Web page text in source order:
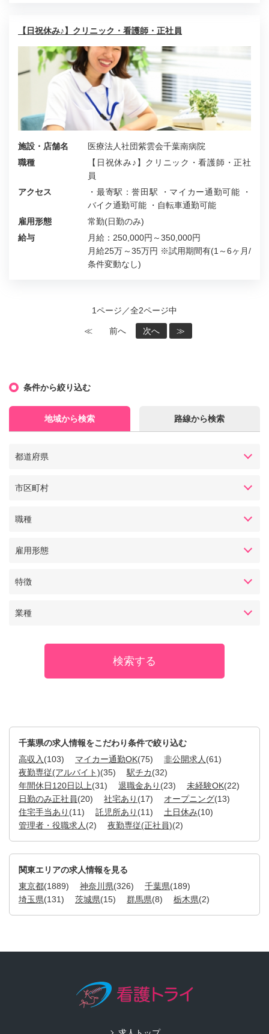
【日祝休み♪】クリニック・看護師・正社員
施設・店舗名
医療法人社団紫雲会千葉南病院
職種
【日祝休み♪】クリニック・看護師・正社
員
アクセス
・最寄駅：誉田駅 ・マイカー通勤可能 ・
バイク通勤可能 ・自転車通勤可能
雇用形態
常勤(日勤のみ)
給与
月給：250,000円～350,000円
月給25万～35万円 ※試用期間有(1～6ヶ月/
条件変動なし)
1ページ／全2ページ中
≪ 前へ 次へ ≫
条件から絞り込む
地域から検索 路線から検索
都道府県
市区町村
職種
雇用形態
特徴
業種
千葉県の求人情報をこだわり条件で絞り込む
高収入 (103) マイカー通勤OK(75) 非公開求人 (61)
夜勤専従(アルバイト)(35) 駅チカ(32)
年間休日120日以上(31) 退職金あり (23) 未経験OK(22)
日勤のみ正社員(20) 社宅あり (17) オープニング(13)
住宅手当あり (11) 託児所あり (11) 土日休み(10)
管理者・役職求人 (2) 夜勤専従(正社員)(2)
関東エリアの求人情報を見る
東京都(1889) 神奈川県(326) 千葉県(189)
埼玉県(131) 茨城県(15) 群馬県(8) 栃木県(2)